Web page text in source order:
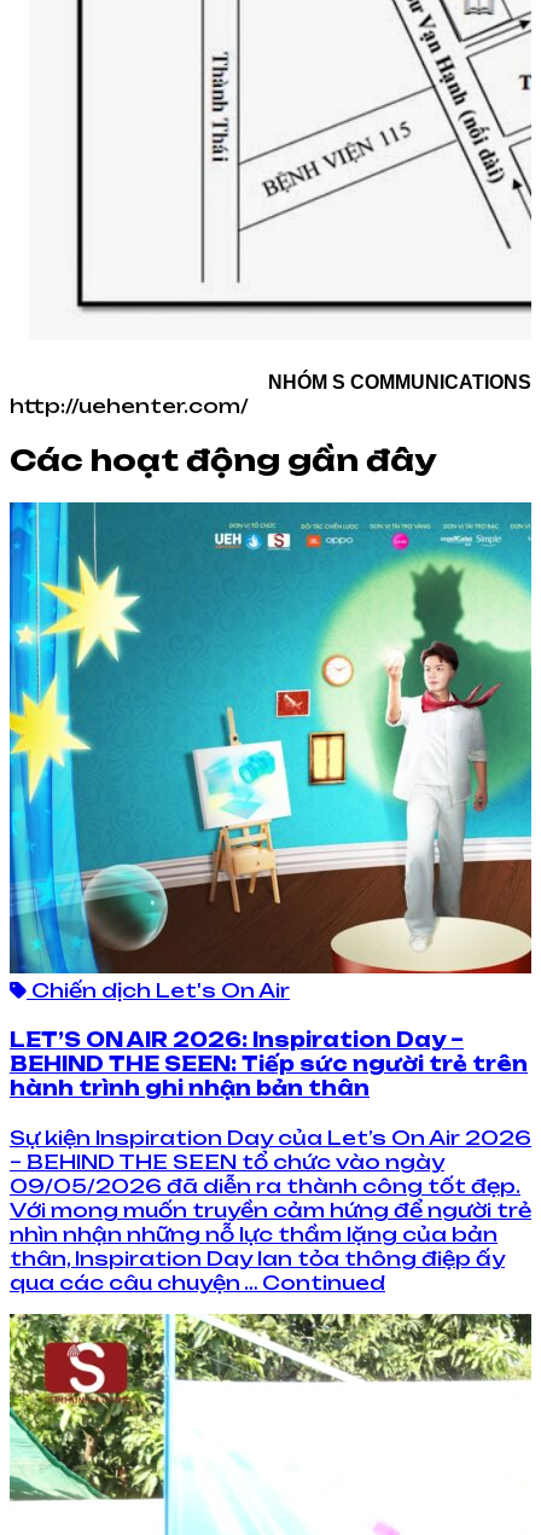
NHÓM S COMMUNICATIONS
http://uehenter.com/
Các hoạt động gần đây
Chiến dịch Let's On Air
LET’S ON AIR 2026: Inspiration Day –
BEHIND THE SEEN: Tiếp sức người trẻ trên
hành trình ghi nhận bản thân
Sự kiện Inspiration Day của Let’s On Air 2026
– BEHIND THE SEEN tổ chức vào ngày
09/05/2026 đã diễn ra thành công tốt đẹp.
Với mong muốn truyền cảm hứng để người trẻ
nhìn nhận những nỗ lực thầm lặng của bản
thân, Inspiration Day lan tỏa thông điệp ấy
qua các câu chuyện … Continued